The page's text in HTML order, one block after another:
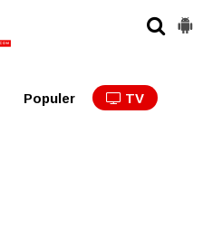
Populer TV